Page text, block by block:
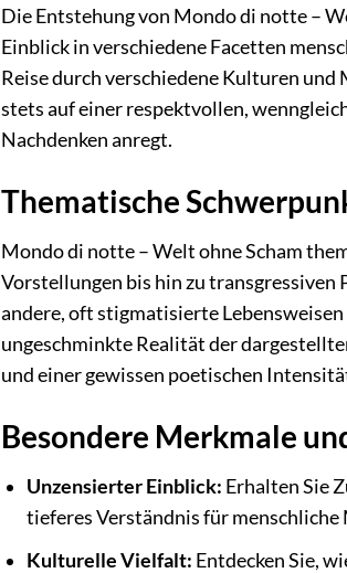
Die Entstehung von Mondo di notte –
Einblick in verschiedene Facetten
Reise durch verschiedene Kulturen
stets auf einer respektvollen,
Nachdenken anregt.
Thematische
Mondo di notte – Welt ohne Scham
Vorstellungen bis hin zu
andere, oft stigmatisierte
ungeschminkte Realität der
und einer gewissen poetischen
Besondere Merkmale
Unzensierter Einblick: Erhalten Sie
tieferes Verständnis für
Kulturelle Vielfalt: Entdecken Sie,